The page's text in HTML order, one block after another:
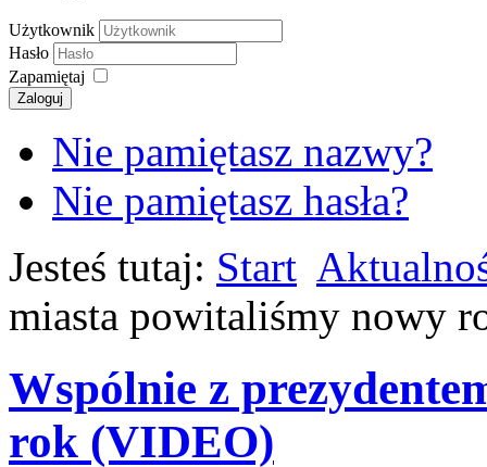
Użytkownik
Hasło
Zapamiętaj
Zaloguj
Nie pamiętasz nazwy?
Nie pamiętasz hasła?
Jesteś tutaj: Start
miasta powitaliśmy nowy
Wspólnie z
rok (VIDEO)